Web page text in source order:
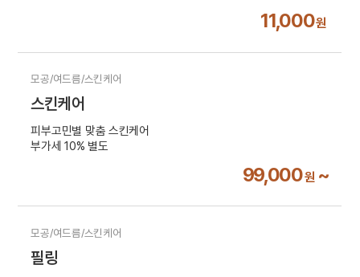
11,000원
모공/여드름/스킨케어
스킨케어
피부고민별 맞춤 스킨케어
부가세 10% 별도
99,000원 ~
모공/여드름/스킨케어
필링